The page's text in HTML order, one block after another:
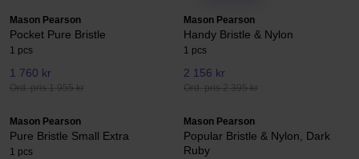
Mason Pearson
Pocket Pure Bristle
1 pcs
1 760 kr
Ord. pris 1 955 kr
Mason Pearson
Handy Bristle & Nylon
1 pcs
2 156 kr
Ord. pris 2 395 kr
Mason Pearson
Pure Bristle Small Extra
1 pcs
Mason Pearson
Popular Bristle & Nylon, Dark
Ruby